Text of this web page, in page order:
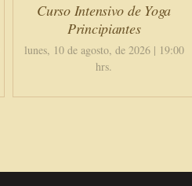
Curso Intensivo de Yoga
Principiantes
lunes, 10 de agosto, de 2026 | 19:00
hrs.